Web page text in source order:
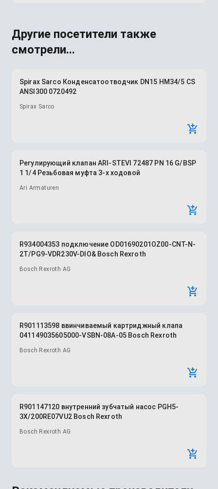
Другие посетители также
смотрели...
Spirax Sarco Конденсатоотводчик DN15 HM34/5 CS
ANSI300 0720492
Spirax Sarco
Регулирующий клапан ARI-STEVI 72487 PN 16 G/BSP
1 1/4 Резьбовая муфта 3-х ходовой
Ari Armaturen
R934004353 подключение OD01690201OZ00-CNT-N-
2T/PG9-VDR230V-DIO& Bosch Rexroth
Bosch Rexroth AG
R901113598 ввинчиваемый картриджный клапа
041149035605000-VSBN-08A-05 Bosch Rexroth
Bosch Rexroth AG
R901147120 внутренний зубчатый насос PGH5-
3X/200RE07VU2 Bosch Rexroth
Bosch Rexroth AG